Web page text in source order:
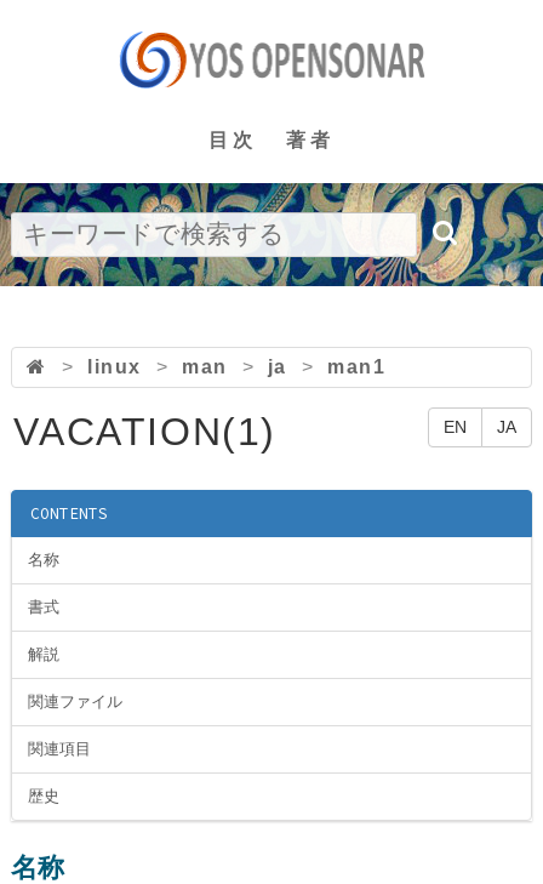
目次 著者
> linux > man > ja > man1
EN JA
VACATION(1)
CONTENTS
名称
書式
解説
関連ファイル
関連項目
歴史
名称